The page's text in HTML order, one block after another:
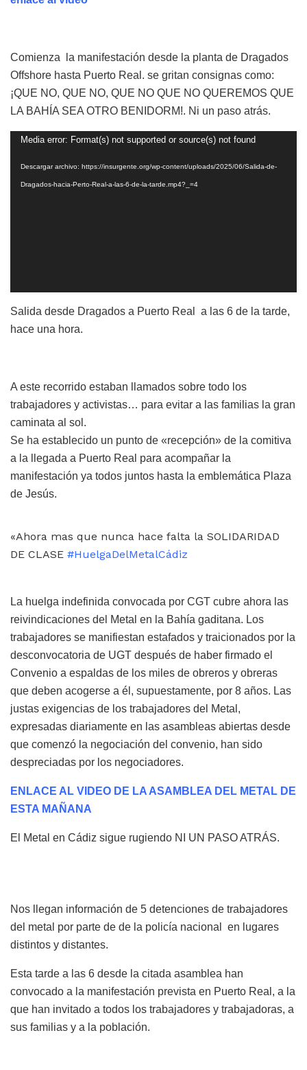
Comienza la manifestación desde la planta de Dragados
Offshore hasta Puerto Real. se gritan consignas como:
¡QUE NO, QUE NO, QUE NO QUE NO QUEREMOS QUE
LA BAHÍA SEA OTRO BENIDORM!. Ni un paso atrás.
Reproductor
Media error: Format(s) not supported or source(s) not found
Descargar archivo: https://insurgente.org/wp-content/uploads/2025/06/Salida-de-
Dragados-hacia-Perto-Real-a-las-6-de-la-tarde.mp4?_=4
Salida desde Dragados a Puerto Real a las 6 de la tarde,
hace una hora.
A este recorrido estaban llamados sobre todo los
trabajadores y activistas… para evitar a las familias la gran
caminata al sol.
Se ha establecido un punto de «recepción» de la comitiva
a la llegada a Puerto Real para acompañar la
manifestación ya todos juntos hasta la emblemática Plaza
de Jesús.
«Ahora mas que nunca hace falta la SOLIDARIDAD
DE CLASE #HuelgaDelMetalCádiz
La huelga indefinida convocada por CGT cubre ahora las
reivindicaciones del Metal en la Bahía gaditana. Los
trabajadores se manifiestan estafados y traicionados por la
desconvocatoria de UGT después de haber firmado el
Convenio a espaldas de los miles de obreros y obreras
que deben acogerse a él, supuestamente, por 8 años. Las
justas exigencias de los trabajadores del Metal,
expresadas diariamente en las asambleas abiertas desde
que comenzó la negociación del convenio, han sido
despreciadas por los negociadores.
ENLACE AL VIDEO DE LA ASAMBLEA DEL METAL DE
ESTA MAÑANA
El Metal en Cádiz sigue rugiendo NI UN PASO ATRÁS.
Nos llegan información de 5 detenciones de trabajadores
del metal por parte de de la policía nacional en lugares
distintos y distantes.
Esta tarde a las 6 desde la citada asamblea han
convocado a la manifestación prevista en Puerto Real, a la
que han invitado a todos los trabajadores y trabajadoras, a
sus familias y a la población.